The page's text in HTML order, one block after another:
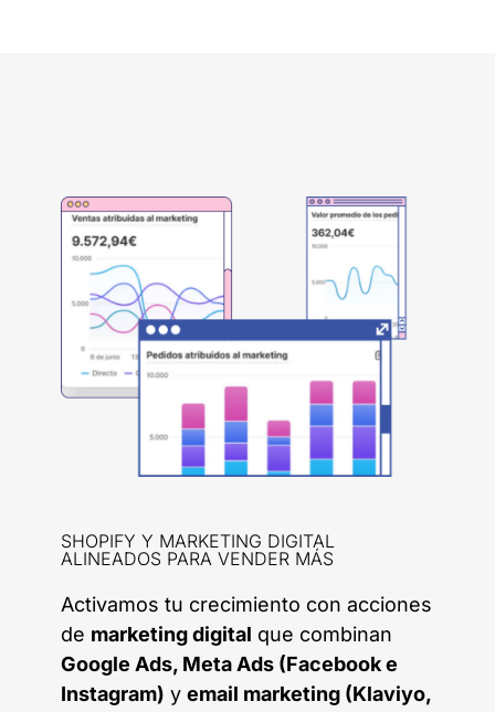
SHOPIFY Y MARKETING DIGITAL
ALINEADOS PARA VENDER MÁS
Activamos tu crecimiento con acciones
de marketing digital que combinan
Google Ads, Meta Ads (Facebook e
Instagram) y email marketing (Klaviyo,